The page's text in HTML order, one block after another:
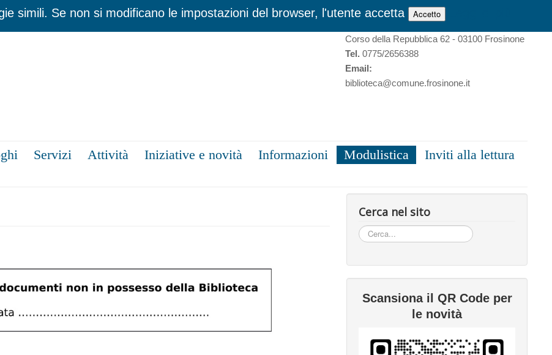
Biblioteca Comunale “Norberto Turriziani”
Corso della Repubblica 62 - 03100 Frosinone
Tel. 0775/2656388
Email:
biblioteca@comune.frosinone.it
Servizi Attività Iniziative e novità Informazioni Modulistica
Inviti alla lettura
Cerca nel sito
Cerca...
Scansiona il QR Code per
le novità
simili. Se non si modificano le impostazioni del browser, l'utente accetta Accetto